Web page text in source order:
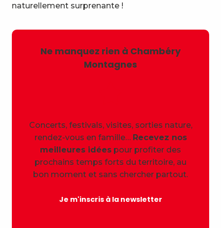
naturellement surprenante !
Ne manquez rien à Chambéry
Montagnes
Concerts, festivals, visites, sorties nature,
rendez-vous en famille… Recevez nos
meilleures idées pour profiter des
prochains temps forts du territoire, au
bon moment et sans chercher partout.
Je m'inscris à la newsletter